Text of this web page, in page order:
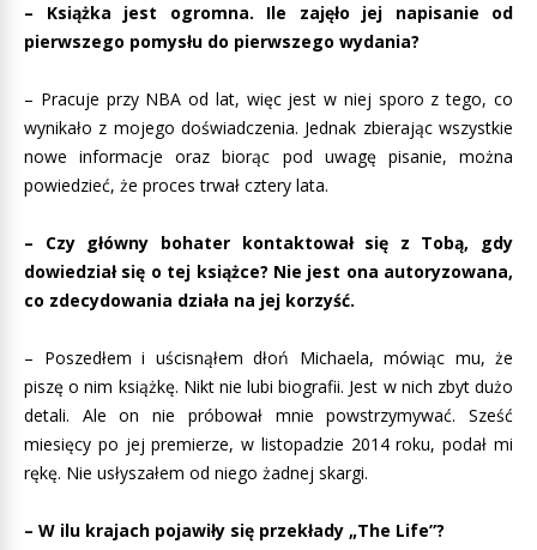
– Książka jest ogromna. Ile zajęło jej napisanie od
pierwszego pomysłu do pierwszego wydania?
– Pracuje przy NBA od lat, więc jest w niej sporo z tego, co
wynikało z mojego doświadczenia. Jednak zbierając wszystkie
nowe informacje oraz biorąc pod uwagę pisanie, można
powiedzieć, że proces trwał cztery lata.
– Czy główny bohater kontaktował się z Tobą, gdy
dowiedział się o tej książce? Nie jest ona autoryzowana,
co zdecydowania działa na jej korzyść.
– Poszedłem i uścisnąłem dłoń Michaela, mówiąc mu, że
piszę o nim książkę. Nikt nie lubi biografii. Jest w nich zbyt dużo
detali. Ale on nie próbował mnie powstrzymywać. Sześć
miesięcy po jej premierze, w listopadzie 2014 roku, podał mi
rękę. Nie usłyszałem od niego żadnej skargi.
– W ilu krajach pojawiły się przekłady „The Life”?